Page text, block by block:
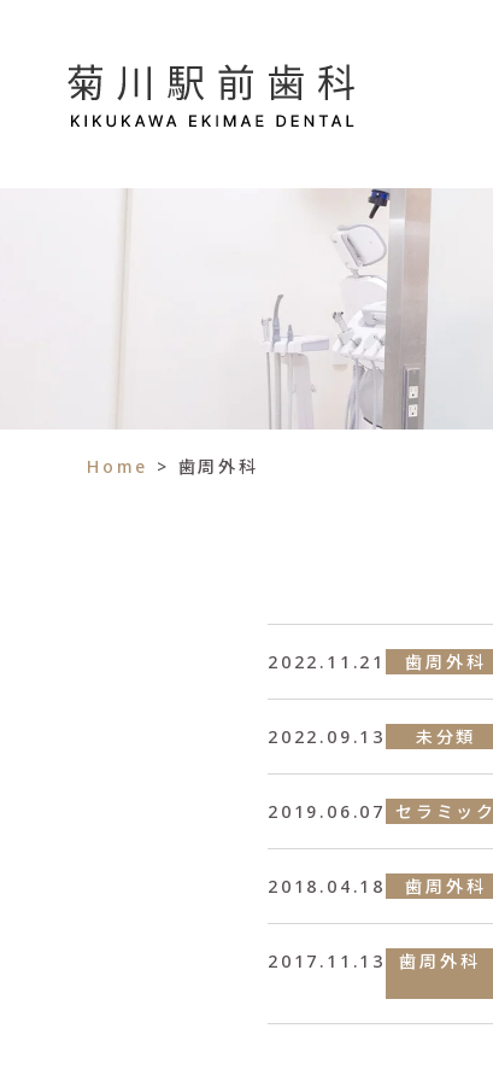
Home > 歯周外科
2022.11.21 歯周外科
2022.09.13 未分類
2019.06.07 セラミック
2018.04.18 歯周外科
2017.11.13 歯周外科